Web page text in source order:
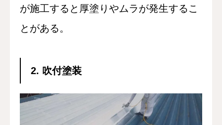
が施工すると厚塗りやムラが発生するこ
とがある。
2. 吹付塗装